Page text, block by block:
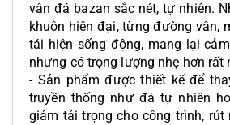
vân đá bazan sắc nét, tự nhiên.
khuôn hiện đại, từng đường vân,
tái hiện sống động, mang lại
nhưng có trọng lượng nhẹ hơn rất
- Sản phẩm được thiết kế để
truyền thống như đá tự nhiên
giảm tải trọng cho công trình, rút